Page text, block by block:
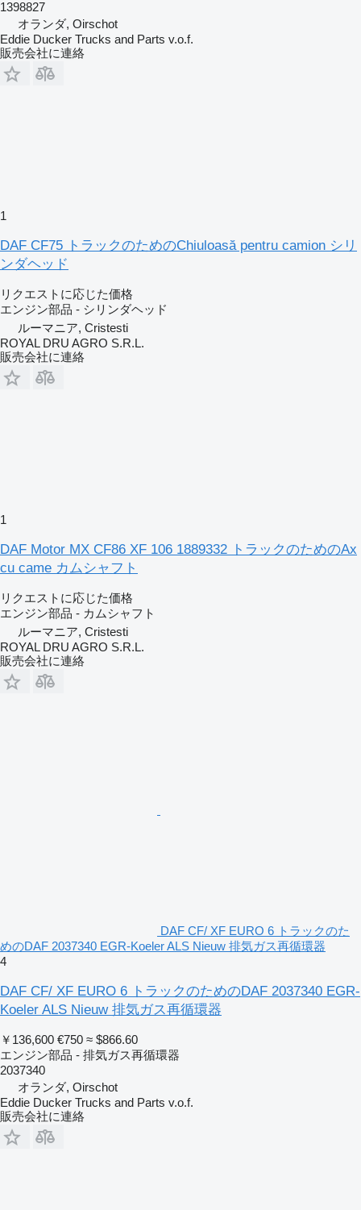
1398827
オランダ, Oirschot
Eddie Ducker Trucks and Parts v.o.f.
販売会社に連絡
1
DAF CF75 トラックのためのChiuloasă pentru camion シリ
ンダヘッド
リクエストに応じた価格
エンジン部品 - シリンダヘッド
ルーマニア, Cristesti
ROYAL DRU AGRO S.R.L.
販売会社に連絡
1
DAF Motor MX CF86 XF 106 1889332 トラックのためのAx
cu came カムシャフト
リクエストに応じた価格
エンジン部品 - カムシャフト
ルーマニア, Cristesti
ROYAL DRU AGRO S.R.L.
販売会社に連絡
DAF CF/ XF EURO 6 トラックのた
めのDAF 2037340 EGR-Koeler ALS Nieuw 排気ガス再循環器
4
DAF CF/ XF EURO 6 トラックのためのDAF 2037340 EGR-
Koeler ALS Nieuw 排気ガス再循環器
￥136,600 €750 ≈ $866.60
エンジン部品 - 排気ガス再循環器
2037340
オランダ, Oirschot
Eddie Ducker Trucks and Parts v.o.f.
販売会社に連絡